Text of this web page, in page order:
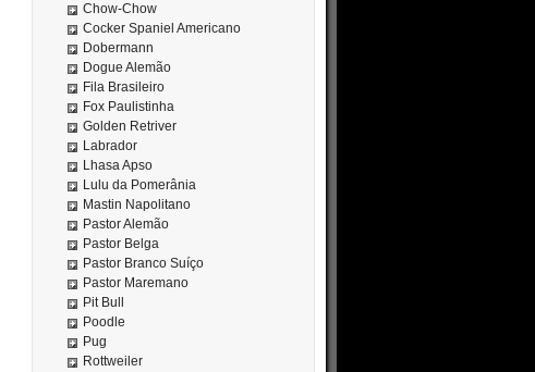
Chow-Chow
Cocker Spaniel Americano
Dobermann
Dogue Alemão
Fila Brasileiro
Fox Paulistinha
Golden Retriver
Labrador
Lhasa Apso
Lulu da Pomerânia
Mastin Napolitano
Pastor Alemão
Pastor Belga
Pastor Branco Suíço
Pastor Maremano
Pit Bull
Poodle
Pug
Rottweiler